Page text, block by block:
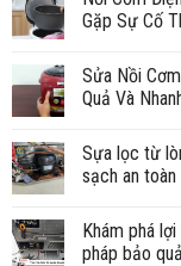
Gặp Sự Cố
Sửa Nồi
Quả Và
Sựa lọc từ
sạch an toàn
Khám phá
pháp bảo